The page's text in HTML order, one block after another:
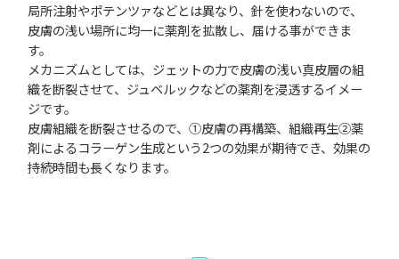
局所注射やポテンツァなどとは異なり、針を使わないので、
皮膚の浅い場所に均一に薬剤を拡散し、届ける事ができま
す。
メカニズムとしては、ジェットの力で皮膚の浅い真皮層の組
織を断裂させて、ジュベルックなどの薬剤を浸透するイメー
ジです。
皮膚組織を断裂させるので、①皮膚の再構築、組織再生②薬
剤によるコラーゲン生成という2つの効果が期待でき、効果の
持続時間も長くなります。